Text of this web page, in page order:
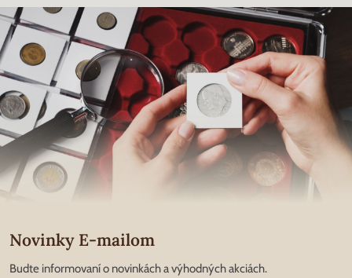
Novinky E-mailom
Budte informovaní o novinkách a výhodných akciách.